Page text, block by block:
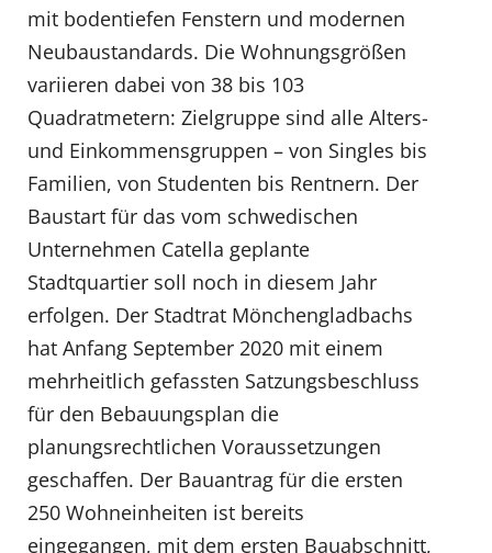
mit bodentiefen Fenstern und modernen
Neubaustandards. Die Wohnungsgrößen
variieren dabei von 38 bis 103
Quadratmetern: Zielgruppe sind alle Alters-
und Einkommensgruppen – von Singles bis
Familien, von Studenten bis Rentnern. Der
Baustart für das vom schwedischen
Unternehmen Catella geplante
Stadtquartier soll noch in diesem Jahr
erfolgen. Der Stadtrat Mönchengladbachs
hat Anfang September 2020 mit einem
mehrheitlich gefassten Satzungsbeschluss
für den Bebauungsplan die
planungsrechtlichen Voraussetzungen
geschaffen. Der Bauantrag für die ersten
250 Wohneinheiten ist bereits
eingegangen, mit dem ersten Bauabschnitt,